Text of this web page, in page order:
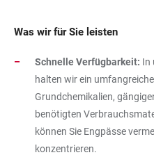
Was wir für Sie leisten
Schnelle Verfügbarkeit: In
halten wir ein
Grundchemikalien,
benötigten
können Sie Engpässe
konzentrieren.